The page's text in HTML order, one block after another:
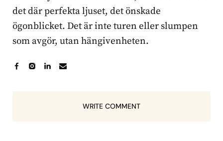
det där perfekta ljuset, det önskade
ögonblicket. Det är inte turen eller slumpen
som avgör, utan hängivenheten.
WRITE COMMENT